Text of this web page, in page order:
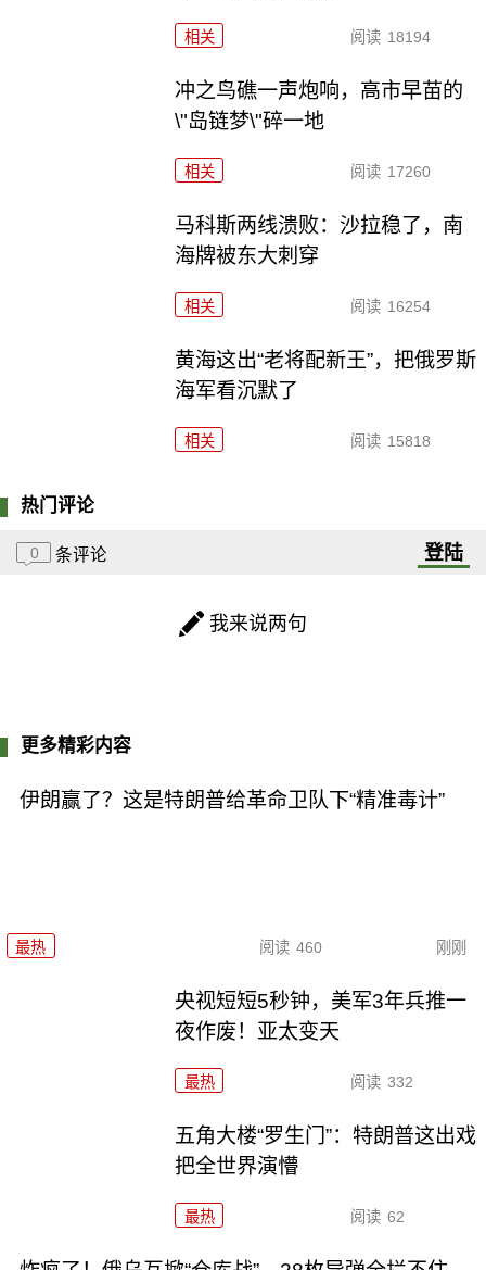
相关 阅读 18194
冲之鸟礁一声炮响，高市早苗的
\"岛链梦\"碎一地
相关 阅读 17260
马科斯两线溃败：沙拉稳了，南
海牌被东大刺穿
相关 阅读 16254
黄海这出“老将配新王”，把俄罗斯
海军看沉默了
相关 阅读 15818
热门评论
0 条评论 登陆
我来说两句
更多精彩内容
伊朗赢了？这是特朗普给革命卫队下“精准毒计”
最热 阅读 460 刚刚
央视短短5秒钟，美军3年兵推一
夜作废！亚太变天
最热 阅读 332
五角大楼“罗生门”：特朗普这出戏
把全世界演懵
最热 阅读 62